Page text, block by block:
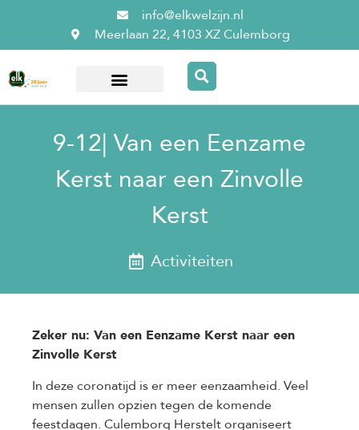
info@elkwelzijn.nl
Meerlaan 22, 4103 XZ Culemborg
9-12| Van een Eenzame
Kerst naar een Zinvolle
Kerst
Activiteiten
Zeker nu: Van een Eenzame Kerst naar een
Zinvolle Kerst
In deze coronatijd is er meer eenzaamheid. Veel
mensen zullen opzien tegen de komende
feestdagen. Culemborg Herstelt organiseert